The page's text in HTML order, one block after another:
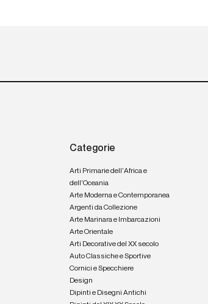
Categorie
Arti Primarie dell'Africa e
dell'Oceania
Arte Moderna e Contemporanea
Argenti da Collezione
Arte Marinara e Imbarcazioni
Arte Orientale
Arti Decorative del XX secolo
Auto Classiche e Sportive
Cornici e Specchiere
Design
Dipinti e Disegni Antichi